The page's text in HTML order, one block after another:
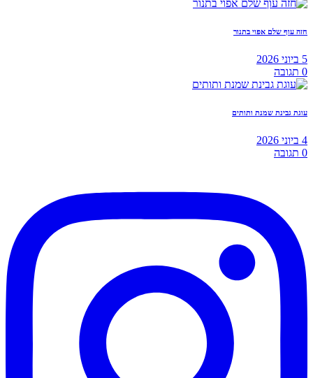
חזה עוף שלם אפוי בתנור
5 ביוני 2026
0 תגובה
עוגת גבינת שמנת ותותים
4 ביוני 2026
0 תגובה